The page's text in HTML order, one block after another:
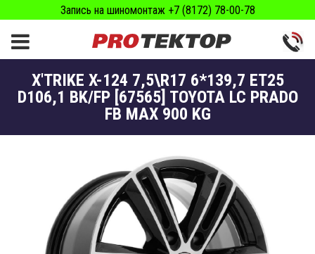
Запись на шиномонтаж +7 (8172) 78-00-78
X'TRIKE X-124 7,5\R17 6*139,7 ET25
D106,1 BK/FP [67565] TOYOTA LC PRADO
FB MAX 900 KG